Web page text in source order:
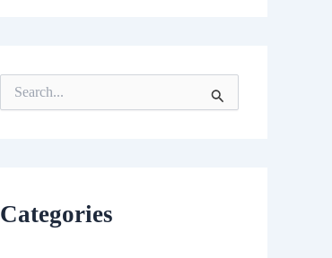
o
Categories